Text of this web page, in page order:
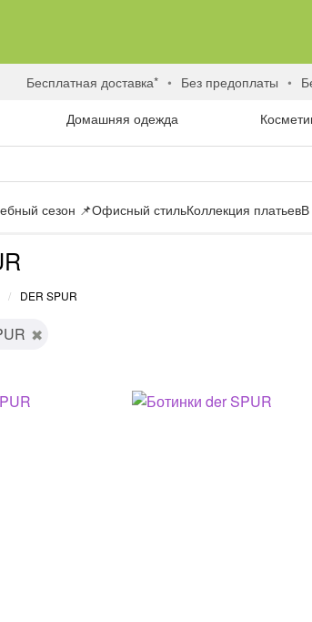
бесплатная доставка* без предоплаты
Домашняя одежда
сезон 📌Офисный стильКоллекция платьевВ
DER SPUR